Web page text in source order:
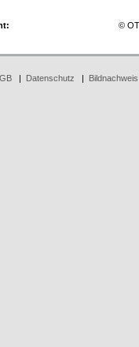
©
| Datenschutz Bildnachweis